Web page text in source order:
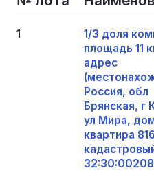
1
1/3 доля
площадь 11
адрес
Россия, обл
Брянская, г
ул Мира,
квартира